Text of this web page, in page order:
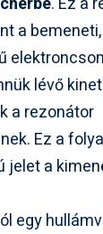
a
lévő
a rezonátor
Ez a
jelet a
egy